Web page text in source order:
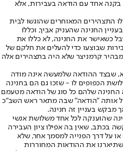
בקנה אחד עם הודאה בעבירות, אלא
התצהירים המאוחרים שהוגשו לבית
החנינה שהעניק אביך, וכללו
כשאישר את החנינה, לא כללו את
שבוצעו כדי להעלים את חלקם של
קרמניצר שלא היה בתצהירים אלה
שבצד ההודאה שלמעשה אינה מודה
הכפופים לו - שזכו גם הם בחנינה
שלהם כל סוג של הודאה מטעמם
אותה "הודאה" שבה מתאר ראש השב"כ
מבקש בעניין זה חנינה.
שהוענקה לכל אחד משלושת אנשי
בכתב, שאין בה אפילו ציון העבירה
על דרך הפנייה למסמך אחר, שלא
את ההודאות המחוררות